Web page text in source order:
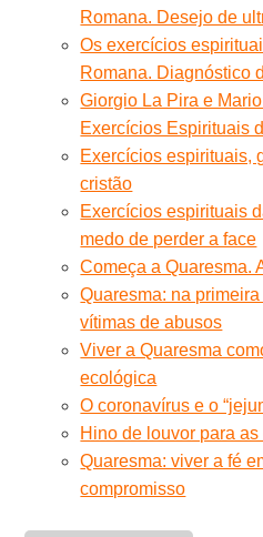
Romana. Desejo de
Os exercícios
Romana. Diagnóstico
Giorgio La Pira e
Exercícios Espirituais
Exercícios espirituais,
cristão
Exercícios espirituais
medo de perder a face
Começa a Quaresma.
Quaresma: na
vítimas de abusos
Viver a Quaresma
ecológica
O coronavírus e o
Hino de louvor para
Quaresma: viver a fé
compromisso